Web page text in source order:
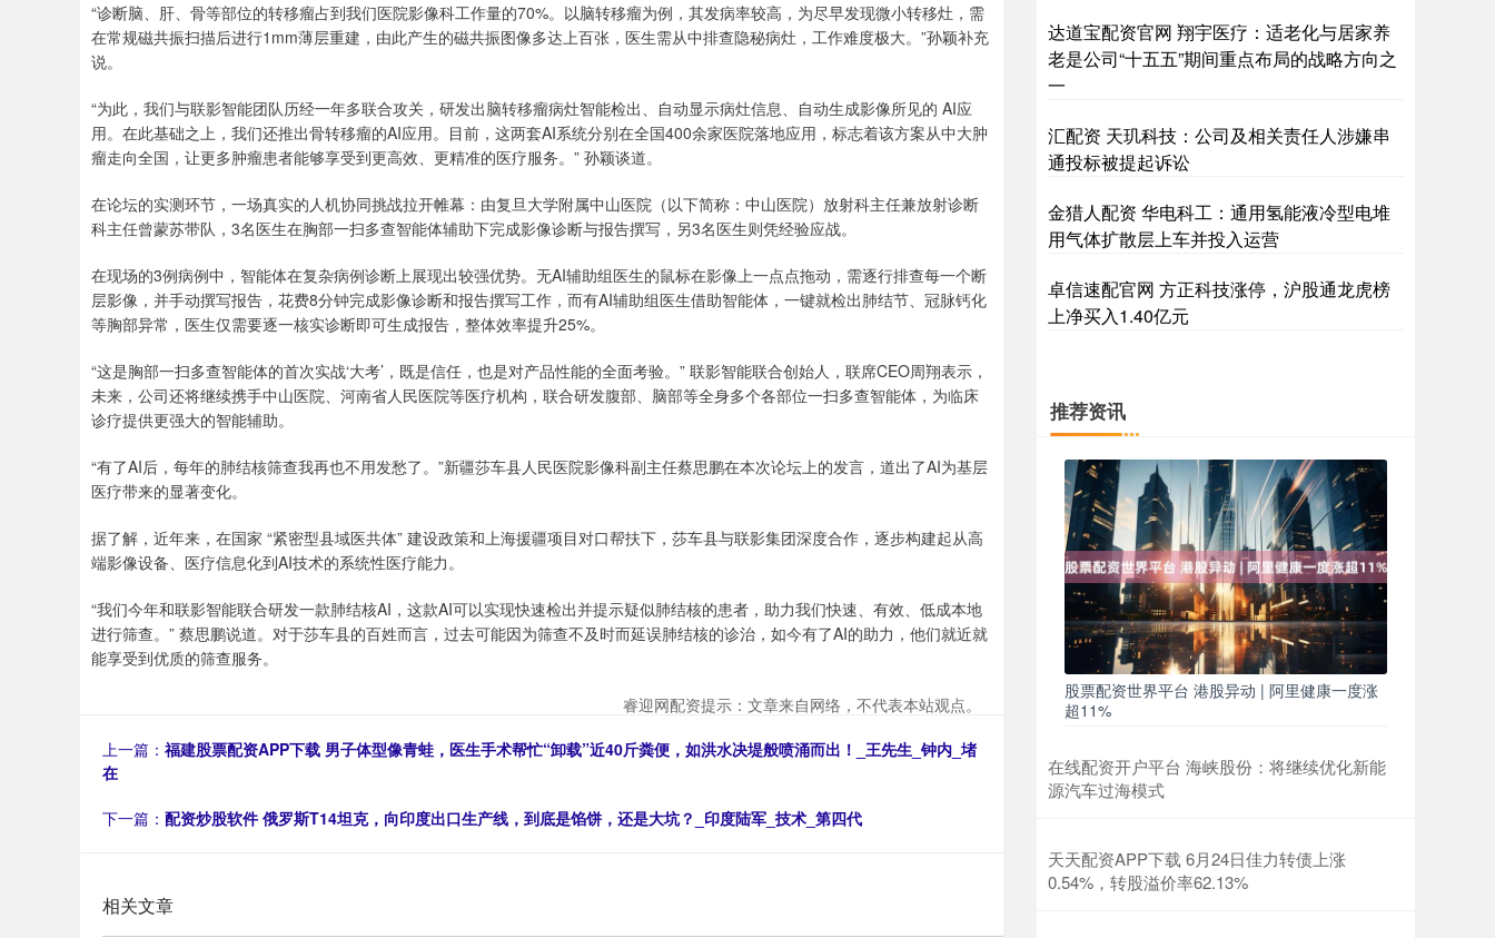
“诊断脑、肝、骨等部位的转移瘤占到我们医院影像科工作量的70%。以脑转移瘤为例，其发病率较高，为尽早发现微小转移灶，需
在常规磁共振扫描后进行1mm薄层重建，由此产生的磁共振图像多达上百张，医生需从中排查隐秘病灶，工作难度极大。”孙颖补充
说。
“为此，我们与联影智能团队历经一年多联合攻关，研发出脑转移瘤病灶智能检出、自动显示病灶信息、自动生成影像所见的 AI应
用。在此基础之上，我们还推出骨转移瘤的AI应用。目前，这两套AI系统分别在全国400余家医院落地应用，标志着该方案从中大肿
瘤走向全国，让更多肿瘤患者能够享受到更高效、更精准的医疗服务。” 孙颖谈道。
在论坛的实测环节，一场真实的人机协同挑战拉开帷幕：由复旦大学附属中山医院（以下简称：中山医院）放射科主任兼放射诊断
科主任曾蒙苏带队，3名医生在胸部一扫多查智能体辅助下完成影像诊断与报告撰写，另3名医生则凭经验应战。
在现场的3例病例中，智能体在复杂病例诊断上展现出较强优势。无AI辅助组医生的鼠标在影像上一点点拖动，需逐行排查每一个断
层影像，并手动撰写报告，花费8分钟完成影像诊断和报告撰写工作，而有AI辅助组医生借助智能体，一键就检出肺结节、冠脉钙化
等胸部异常，医生仅需要逐一核实诊断即可生成报告，整体效率提升25%。
“这是胸部一扫多查智能体的首次实战‘大考’，既是信任，也是对产品性能的全面考验。” 联影智能联合创始人，联席CEO周翔表示，
未来，公司还将继续携手中山医院、河南省人民医院等医疗机构，联合研发腹部、脑部等全身多个各部位一扫多查智能体，为临床
诊疗提供更强大的智能辅助。
“有了AI后，每年的肺结核筛查我再也不用发愁了。”新疆莎车县人民医院影像科副主任蔡思鹏在本次论坛上的发言，道出了AI为基层
医疗带来的显著变化。
据了解，近年来，在国家 “紧密型县域医共体” 建设政策和上海援疆项目对口帮扶下，莎车县与联影集团深度合作，逐步构建起从高
端影像设备、医疗信息化到AI技术的系统性医疗能力。
“我们今年和联影智能联合研发一款肺结核AI，这款AI可以实现快速检出并提示疑似肺结核的患者，助力我们快速、有效、低成本地
进行筛查。” 蔡思鹏说道。对于莎车县的百姓而言，过去可能因为筛查不及时而延误肺结核的诊治，如今有了AI的助力，他们就近就
能享受到优质的筛查服务。
睿迎网配资提示：文章来自网络，不代表本站观点。
上一篇： 福建股票配资APP下载 男子体型像青蛙，医生手术帮忙“卸载”近40斤粪便，如洪水决堤般喷涌而出！_王先生_钟内_堵
在
下一篇： 配资炒股软件 俄罗斯T14坦克，向印度出口生产线，到底是馅饼，还是大坑？_印度陆军_技术_第四代
相关文章
达道宝配资官网 翔宇医疗：适老化与居家养
老是公司“十五五”期间重点布局的战略方向之
一
汇配资 天玑科技：公司及相关责任人涉嫌串
通投标被提起诉讼
金猎人配资 华电科工：通用氢能液冷型电堆
用气体扩散层上车并投入运营
卓信速配官网 方正科技涨停，沪股通龙虎榜
上净买入1.40亿元
推荐资讯
股票配资世界平台 港股异动 | 阿里健康一度涨
超11%
在线配资开户平台 海峡股份：将继续优化新能
源汽车过海模式
天天配资APP下载 6月24日佳力转债上涨
0.54%，转股溢价率62.13%